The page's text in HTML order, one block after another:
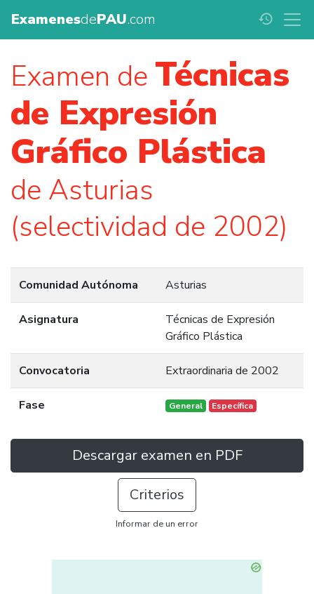
ExamenesdePAU.com history
Examen de Técnicas
de Expresión
Gráfico Plástica
de Asturias
(selectividad de 2002)
Comunidad Autónoma Asturias
Asignatura
Técnicas de Expresión
Gráfico Plástica
Convocatoria Extraordinaria de 2002
Fase General Específica
Descargar examen en PDF
Criterios
Informar de un error